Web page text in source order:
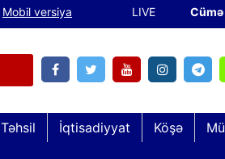
Mobil versiya LIVE Cümə
Təhsil İqtisadiyyat Köşə